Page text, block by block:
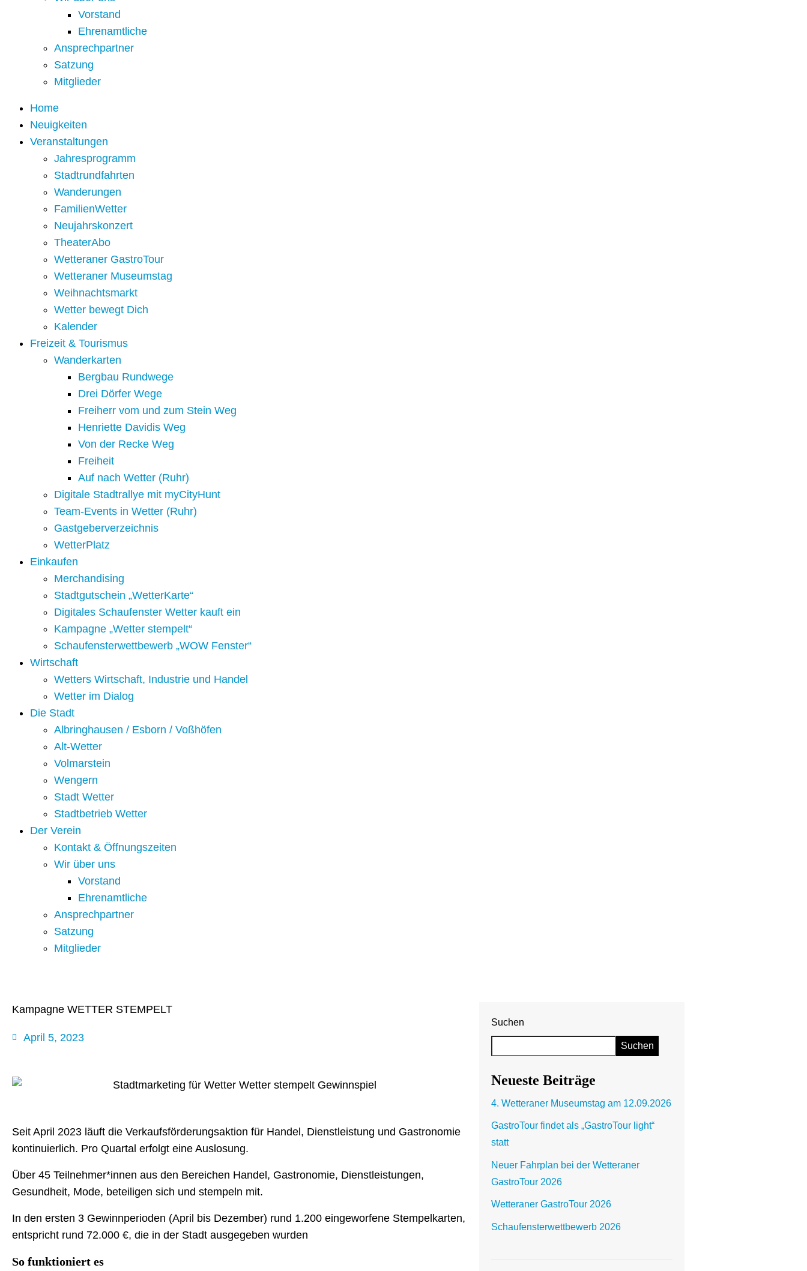
Vorstand
Ehrenamtliche
Ansprechpartner
Satzung
Mitglieder
Home
Neuigkeiten
Veranstaltungen
Jahresprogramm
Stadtrundfahrten
Wanderungen
FamilienWetter
Neujahrskonzert
TheaterAbo
Wetteraner GastroTour
Wetteraner Museumstag
Weihnachtsmarkt
Wetter bewegt Dich
Kalender
Freizeit & Tourismus
Wanderkarten
Bergbau Rundwege
Drei Dörfer Wege
Freiherr vom und zum Stein Weg
Henriette Davidis Weg
Von der Recke Weg
Freiheit
Auf nach Wetter (Ruhr)
Digitale Stadtrallye mit myCityHunt
Team-Events in Wetter (Ruhr)
Gastgeberverzeichnis
WetterPlatz
Einkaufen
Merchandising
Stadtgutschein „WetterKarte“
Digitales Schaufenster Wetter kauft ein
Kampagne „Wetter stempelt“
Schaufensterwettbewerb „WOW Fenster“
Wirtschaft
Wetters Wirtschaft, Industrie und Handel
Wetter im Dialog
Die Stadt
Albringhausen / Esborn / Voßhöfen
Alt-Wetter​
Volmarstein
Wengern
Stadt Wetter
Stadtbetrieb Wetter
Der Verein
Kontakt & Öffnungszeiten
Wir über uns
Vorstand
Ehrenamtliche
Ansprechpartner
Satzung
Mitglieder
Kampagne WETTER STEMPELT
April 5, 2023
Seit April 2023 läuft die Verkaufsförderungsaktion für Handel, Dienstleistung und Gastronomie
kontinuierlich. Pro Quartal erfolgt eine Auslosung.
Über 45 Teilnehmer*innen aus den Bereichen Handel, Gastronomie, Dienstleistungen,
Gesundheit, Mode, beteiligen sich und stempeln mit.
In den ersten 3 Gewinnperioden (April bis Dezember) rund 1.200 eingeworfene Stempelkarten,
entspricht rund 72.000 €, die in der Stadt ausgegeben wurden
So funktioniert es
Suchen
Suchen
Neueste Beiträge
4. Wetteraner Museumstag am 12.09.2026
GastroTour findet als „GastroTour light“
statt
Neuer Fahrplan bei der Wetteraner
GastroTour 2026
Wetteraner GastroTour 2026
Schaufensterwettbewerb 2026